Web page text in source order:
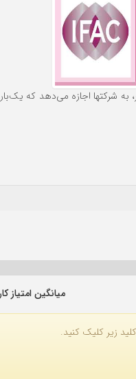
به شرکتها اجازه می‌دهد که
میانگین امتیاز کاربران:
زیر کلیک کنید.